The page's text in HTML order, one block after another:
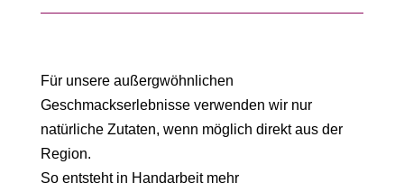
Für unsere außergwöhnlichen
Geschmackserlebnisse verwenden wir nur
natürliche Zutaten, wenn möglich direkt aus der
Region.
So entsteht in Handarbeit mehr